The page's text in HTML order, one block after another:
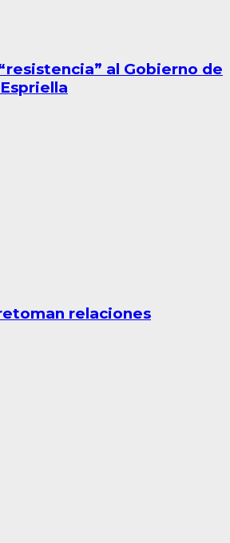
al Gobierno de
relaciones